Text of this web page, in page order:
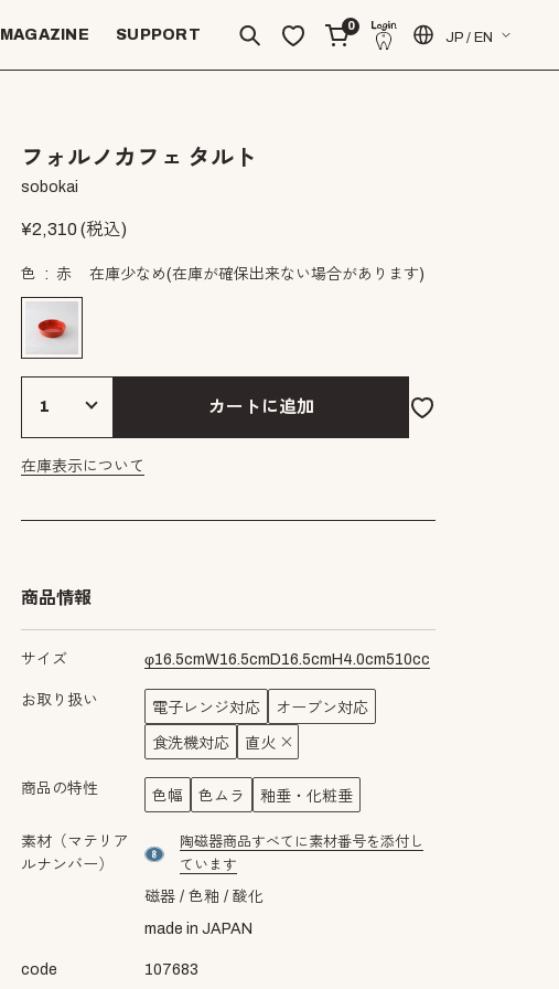
MAGAZINE SUPPORT
0
JP / EN
フォルノカフェ タルト
sobokai
¥2,310(税込)
色 赤 在庫少なめ(在庫が確保出来ない場合があります)
カートに追加
在庫表示について
商品情報
サイズ φ16.5cmW16.5cm D16.5cm H 4.0cm510cc
お取り扱い 電子レンジ対応 オーブン対応
食洗機対応 直火
商品の特性 色幅 色ムラ 釉垂・化粧垂
素材（マテリア
ルナンバー）
material number8
陶磁器商品すべてに素材番号を添付し
ています
磁器 色釉
酸化
made in JAPAN
code 107683